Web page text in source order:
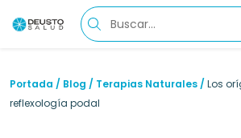
Portada / Blog / Terapias Naturales / Los
reflexología podal